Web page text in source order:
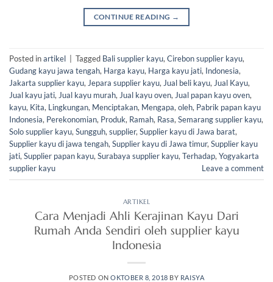
CONTINUE READING →
Posted inartikel Tagged Bali supplier kayu, Cirebon supplier kayu,
Gudang kayu jawa tengah, Harga kayu, Harga kayu jati, Indonesia,
Jakarta supplier kayu, Jepara supplier kayu, Jual beli kayu, Jual Kayu,
Jual kayu jati, Jual kayu murah, Jual kayu oven, Jual papan kayu oven,
kayu, Kita, Lingkungan, Menciptakan, Mengapa, oleh, Pabrik papan kayu
Indonesia, Perekonomian, Produk, Ramah, Rasa, Semarang supplier kayu,
Solo supplier kayu, Sungguh, supplier, Supplier kayu di Jawa barat,
Supplier kayu di jawa tengah, Supplier kayu di Jawa timur, Supplier kayu
jati, Supplier papan kayu, Surabaya supplier kayu, Terhadap, Yogyakarta
supplier kayu
Leave a comment
ARTIKEL
Cara Menjadi Ahli Kerajinan Kayu Dari
Rumah Anda Sendiri oleh supplier kayu
Indonesia
POSTED ONOKTOBER 8, 2018 BY RAISYA